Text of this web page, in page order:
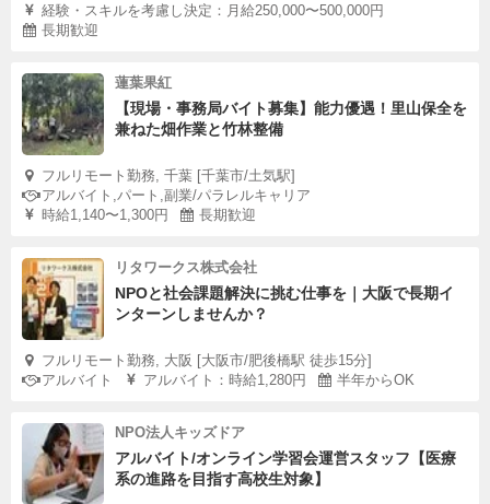
経験・スキルを考慮し決定：月給250,000〜500,000円
長期歓迎
蓮葉果紅
【現場・事務局バイト募集】能力優遇！里山保全を
兼ねた畑作業と竹林整備
フルリモート勤務, 千葉 [千葉市/土気駅]
アルバイト,パート,副業/パラレルキャリア
時給1,140〜1,300円
長期歓迎
リタワークス株式会社
NPOと社会課題解決に挑む仕事を｜大阪で長期イ
ンターンしませんか？
フルリモート勤務, 大阪 [大阪市/肥後橋駅 徒歩15分]
アルバイト
アルバイト：時給1,280円 半年からOK
NPO法人キッズドア
アルバイト/オンライン学習会運営スタッフ【医療
系の進路を目指す高校生対象】